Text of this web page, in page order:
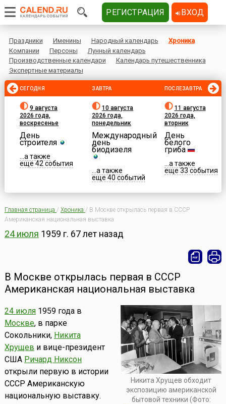
Праздники Именины Народный календарь
Хроника
Компании
Персоны
Лунный календарь
Производственные календари
Календарь путешественника
Экспертные материалы
СЕГОДНЯ
9 августа
2026 года,
воскресенье
День
строителя
...а также
еще 42 события
ЗАВТРА
10 августа
2026 года,
понедельник
Международный
день
биодизеля
...а также
еще 40 событий
ПОСЛЕЗАВТРА
11 августа
2026 года,
вторник
День
белого
гриба
...а также
еще 33 события
Главная страница / Хроника / В Москве открылась первая в СССР
Американская национальная выставка
24 июля 1959 г. 67 лет назад
В Москве открылась первая в СССР
Американская национальная выставка
Никита Хрущев обходит
экспозицию американской
бытовой техники (Фото:
24 июля1959 года в
Москве, в парке
Сокольники, Никита
Хрущев и вице-президент
США Ричард Никсон
открыли первую в истории
СССР Американскую
национальную выставку.
РЕГИСТРАЦИЯ ВХОД